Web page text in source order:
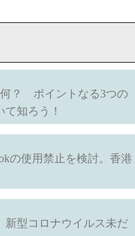
何？ ポイントなる3つの
知ろう！
の使用禁止を検討。香港
型コロナウイルス未だ